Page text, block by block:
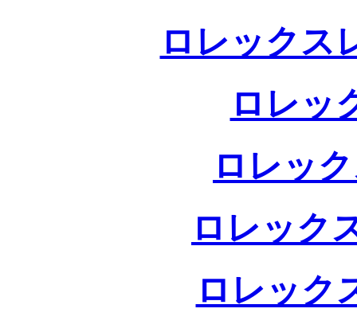
ロレックス
ロレッ
ロレッ
ロレック
ロレック